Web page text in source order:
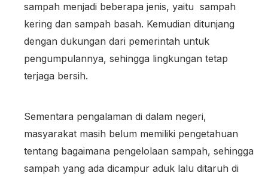
sampah menjadi beberapa jenis, yaitu sampah
kering dan sampah basah. Kemudian ditunjang
dengan dukungan dari pemerintah untuk
pengumpulannya, sehingga lingkungan tetap
terjaga bersih.
Sementara pengalaman di dalam negeri,
masyarakat masih belum memiliki pengetahuan
tentang bagaimana pengelolaan sampah, sehingga
sampah yang ada dicampur aduk lalu ditaruh di